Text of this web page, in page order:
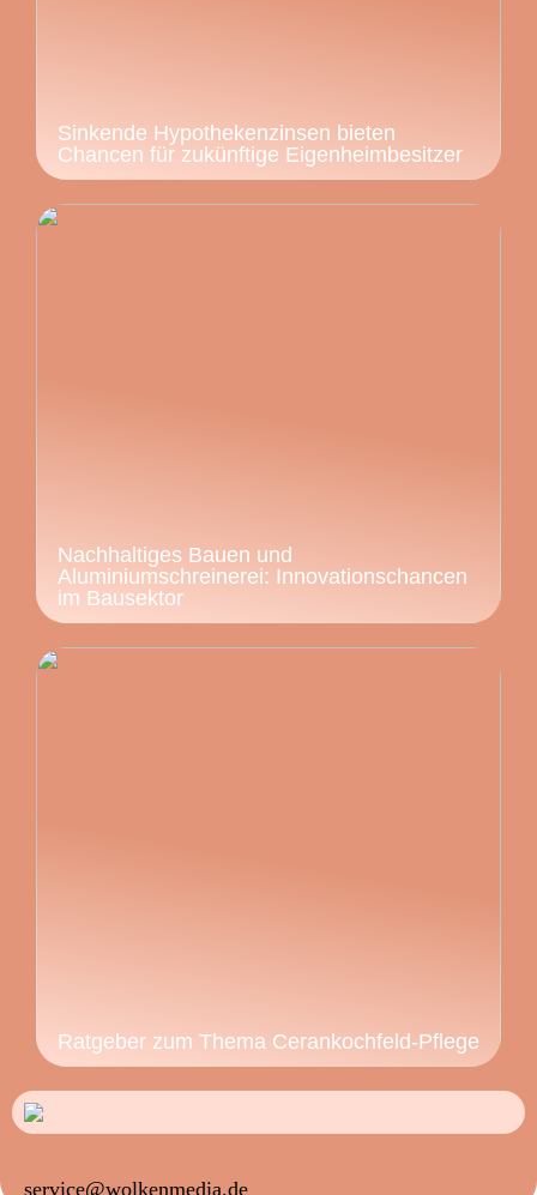
Sinkende Hypothekenzinsen bieten
Chancen für zukünftige Eigenheimbesitzer
Nachhaltiges Bauen und
Aluminiumschreinerei: Innovationschancen
im Bausektor
Ratgeber zum Thema Cerankochfeld-Pflege
service@wolkenmedia.de